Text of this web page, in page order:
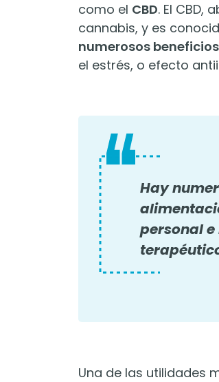
como el CBD. El CBD,
cannabis, y es
numerosos
el estrés, o efecto
Hay
personal
Una de las utilidades